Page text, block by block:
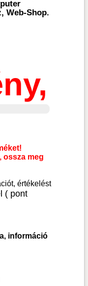
Web-Shop.
ossza meg
értékelést
( pont
információ